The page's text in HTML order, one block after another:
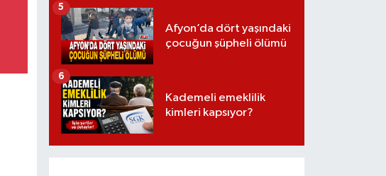
Afyon’da dört yaşındaki
çocuğun şüpheli ölümü
5
Kademeli emeklilik
kimleri kapsıyor?
6